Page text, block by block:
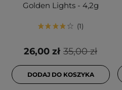
Golden Lights - 4,2g
1
35,00 zł
26,00 zł
DODAJ DO KOSZYKA